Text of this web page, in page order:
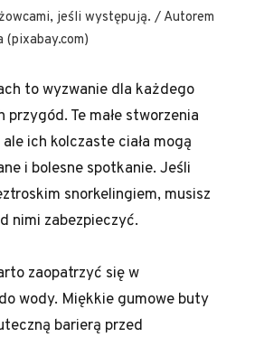
jeśli występują. / Autorem
to wyzwanie dla każdego
Te małe stworzenia
ich kolczaste ciała mogą
i bolesne spotkanie. Jeśli
snorkelingiem, musisz
nimi zabezpieczyć.
zaopatrzyć się w
wody. Miękkie gumowe buty
barierą przed